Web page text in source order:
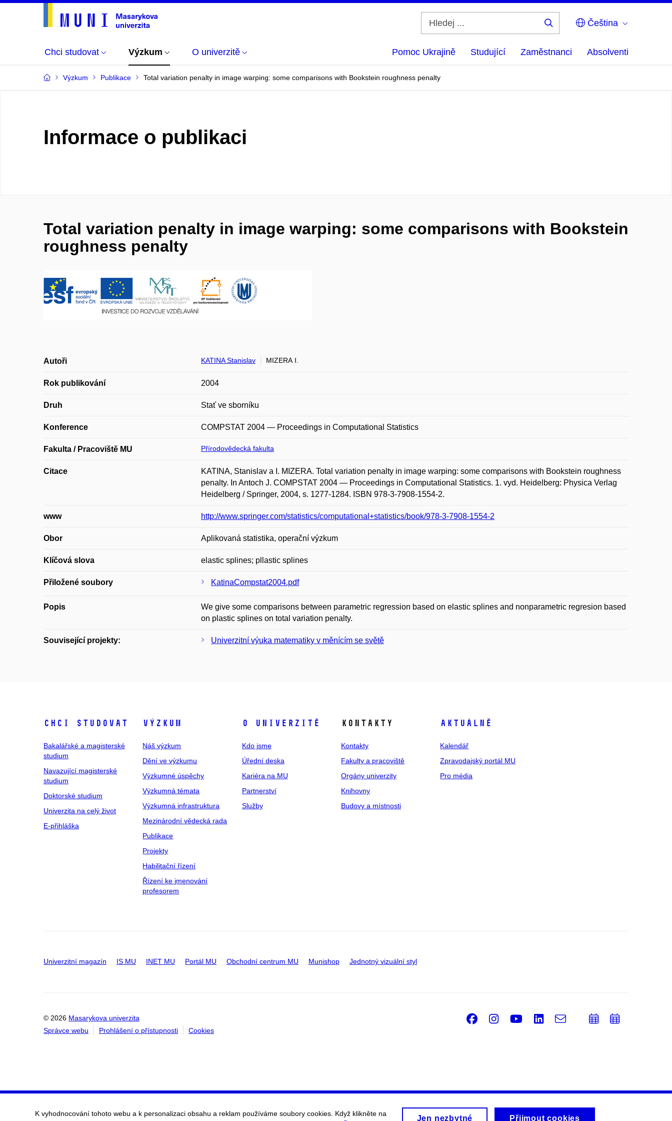
Čeština
Chci studovat Výzkum O univerzitě Pomoc Ukrajině Studující Zaměstnanci Absolventi
Výzkum Publikace Total variation penalty in image warping: some comparisons with Bookstein roughness penalty
Informace o publikaci
Total variation penalty in image warping: some comparisons with Bookstein
roughness penalty
Autoři KATINA Stanislav MIZERA I.
Rok publikování 2004
Druh Stať ve sborníku
Konference COMPSTAT 2004 — Proceedings in Computational Statistics
Fakulta / Pracoviště MU Přírodovědecká fakulta
Citace
KATINA, Stanislav a I. MIZERA. Total variation penalty in image warping: some comparisons with Bookstein roughness
penalty. In Antoch J. COMPSTAT 2004 — Proceedings in Computational Statistics. 1. vyd. Heidelberg: Physica Verlag
Heidelberg / Springer, 2004, s. 1277-1284. ISBN 978-3-7908-1554-2.
www http://www.springer.com/statistics/computational+statistics/book/978-3-7908-1554-2
Obor Aplikovaná statistika, operační výzkum
Klíčová slova elastic splines; pllastic splines
Přiložené soubory KatinaCompstat2004.pdf
Popis
We give some comparisons between parametric regression based on elastic splines and nonparametric regresion based
on plastic splines on total variation penalty.
Související projekty: Univerzitní výuka matematiky v měnícím se světě
Chci studovat
Bakalářské a magisterské
studium
Navazující magisterské
studium
Doktorské studium
Univerzita na celý život
E-přihláška
Výzkum
Náš výzkum
Dění ve výzkumu
Výzkumné úspěchy
Výzkumná témata
Výzkumná infrastruktura
Mezinárodní vědecká rada
Publikace
Projekty
Habilitační řízení
Řízení ke jmenování
profesorem
O univerzitě
Kdo jsme
Úřední deska
Kariéra na MU
Partnerství
Služby
Kontakty
Kontakty
Fakulty a pracoviště
Orgány univerzity
Knihovny
Budovy a místnosti
Aktuálně
Kalendář
Zpravodajský portál MU
Pro média
Univerzitní magazín IS MU INET MU Portál MU Obchodní centrum MU Munishop Jednotný vizuální styl
© 2026 Masarykova univerzita
Správce webu
Prohlášení o přístupnosti Cookies
Facebook
Instagram
Youtube
LinkedIn
e-
PřidatPřidat
K vyhodnocování tohoto webu a k personalizaci obsahu a reklam používáme soubory cookies. Když klikněte na
Jen nezbytné Přijmout cookies